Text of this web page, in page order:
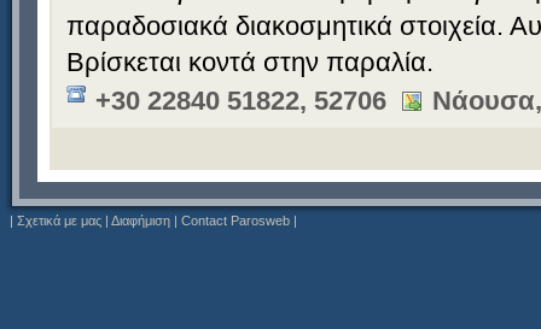
παραδοσιακά διακοσμητικά στοιχεία.
Βρίσκεται κοντά στην παραλία.
+30 22840 51822, 52706
Νάουσα,
| Σχετικά με μας | Διαφήμιση | Contact Parosweb |